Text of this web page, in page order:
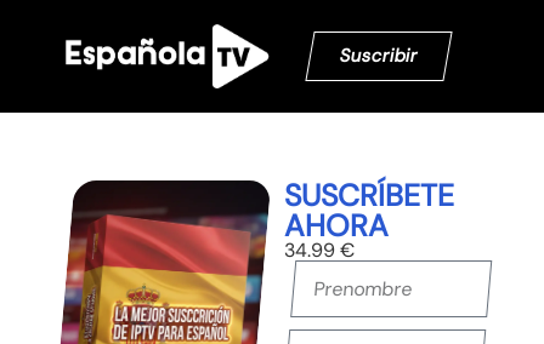
Suscribir
SUSCRÍBETE
AHORA
34.99 €